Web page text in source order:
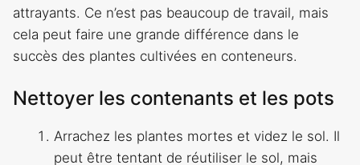
attrayants. Ce n’est pas beaucoup de travail, mais
cela peut faire une grande différence dans le
succès des plantes cultivées en conteneurs.
Nettoyer les contenants et les pots
Arrachez les plantes mortes et videz le sol. Il
peut être tentant de réutiliser le sol, mais